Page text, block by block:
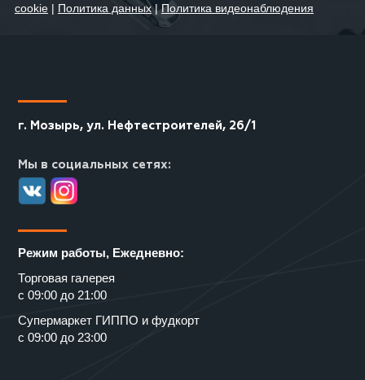
cookie| Политика данных|Политика видеонаблюдения
г. Мозырь, ул. Нефтестроителей, 26/1
Мы в социальных сетях:
Режим работы, Ежедневно:
Торговая галерея
с 09:00 до 21:00
Супермаркет ГИППО и фудкорт
с 09:00 до 23:00